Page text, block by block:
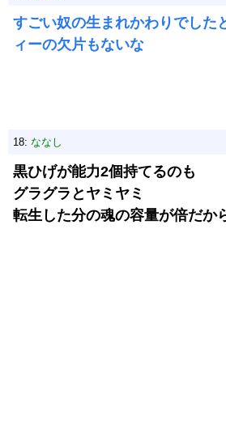
すごい奴の生まれかわりでした
ィーの欠片もないな
18: ななし
黒ひげが能力2個持てるのも
グラグラとヤミヤミ
転生した分の魂の容量が倍だか